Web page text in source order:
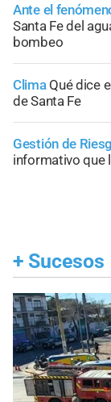
Ante el
Santa Fe del
bombeo
Clima Qué dice
de Santa Fe
Gestión de
informativo que
+ Sucesos